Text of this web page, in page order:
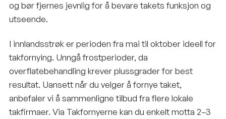
og bør fjernes jevnlig for å bevare takets funksjon og
utseende.
I innlandsstrøk er perioden fra mai til oktober ideell for
takfornying. Unngå frostperioder, da
overflatebehandling krever plussgrader for best
resultat. Uansett når du velger å fornye taket,
anbefaler vi å sammenligne tilbud fra flere lokale
takfirmaer. Via Takfornyerne kan du enkelt motta 2–3